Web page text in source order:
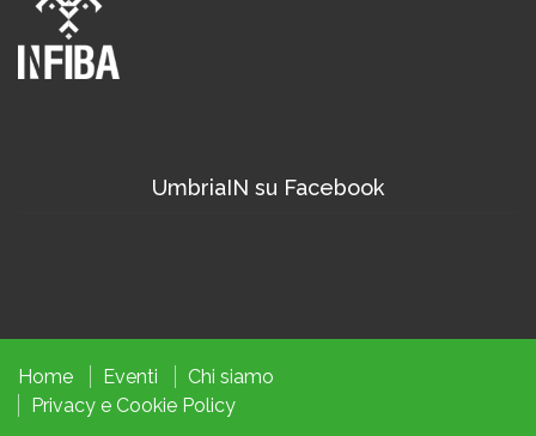
UmbriaIN su Facebook
Home Eventi
Chi siamo
Privacy e Cookie Policy